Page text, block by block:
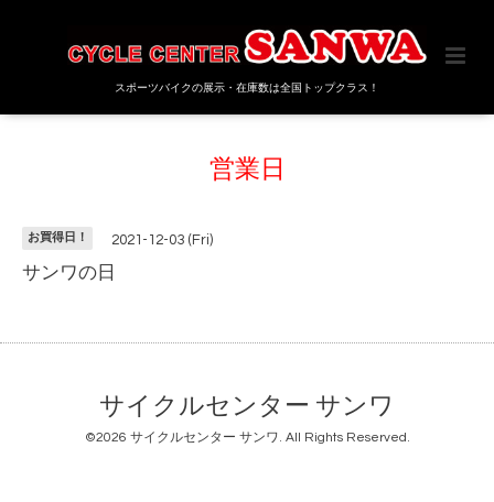
スポーツバイクの展示・在庫数は全国トップクラス！
営業日
お買得日！ 2021-12-03 (Fri)
サンワの日
サイクルセンター サンワ
©2026 サイクルセンター サンワ. All Rights Reserved.